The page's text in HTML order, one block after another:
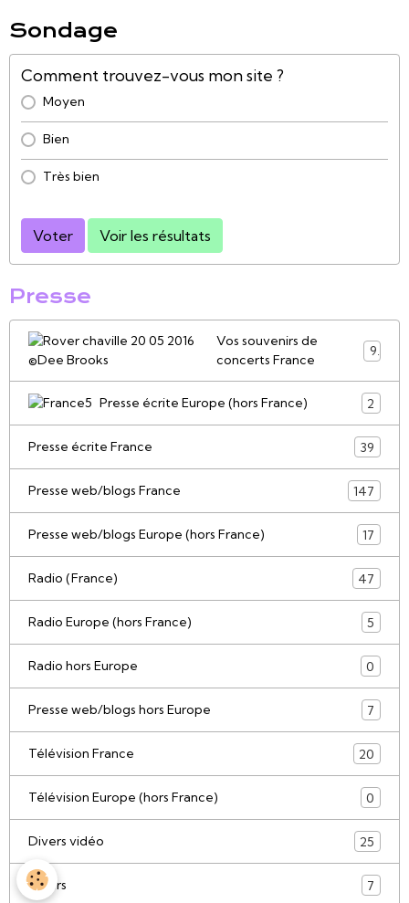
Sondage
Comment trouvez-vous mon site ?
Moyen
Bien
Très bien
Voter Voir les résultats
Presse
Vos souvenirs de
concerts France
9
Presse écrite Europe (hors France) 2
Presse écrite France 39
Presse web/blogs France 147
Presse web/blogs Europe (hors France) 17
Radio (France) 47
Radio Europe (hors France) 5
Radio hors Europe 0
Presse web/blogs hors Europe 7
Télévision France 20
Télévision Europe (hors France) 0
Divers vidéo 25
Divers 7